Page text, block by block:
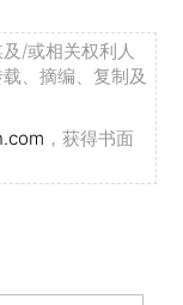
/或相关权利人
、摘编、复制及
，获得书面